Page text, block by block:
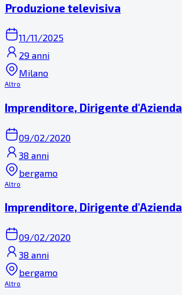
Produzione televisiva
11/11/2025
29 anni
Milano
Altro
Imprenditore, Dirigente d'Azienda
09/02/2020
38 anni
bergamo
Altro
Imprenditore, Dirigente d'Azienda
09/02/2020
38 anni
bergamo
Altro